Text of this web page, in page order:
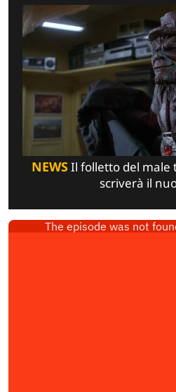
NEWSIl folletto del male
scriverà il